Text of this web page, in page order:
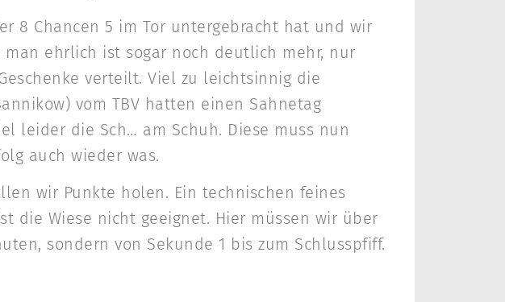
8 Chancen 5 im Tor untergebracht hat und wir
ehrlich ist sogar noch deutlich mehr, nur
verteilt. Viel zu leichtsinnig die
vom TBV hatten einen Sahnetag
leider die Sch… am Schuh. Diese muss nun
auch wieder was.
wir Punkte holen. Ein technischen feines
die Wiese nicht geeignet. Hier müssen wir über
sondern von Sekunde 1 bis zum Schlusspfiff.